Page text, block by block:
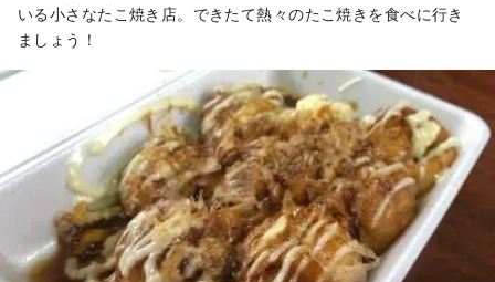
いる小さなたこ焼き店。できたて熱々のたこ焼きを食べに行き
ましょう！